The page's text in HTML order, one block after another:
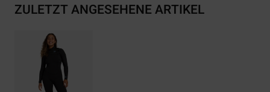
ZULETZT ANGESEHENE ARTIKEL